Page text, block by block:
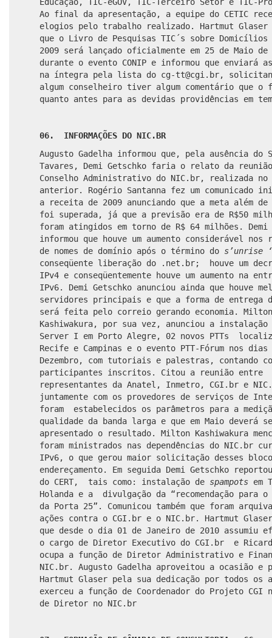
Ao final da apresentação, a equipe do CETIC
elogios pelo trabalho realizado. Hartmut Glaser
que o Livro de Pesquisas TIC´s sobre Domicílios
2009 será lançado oficialmente em 25 de Maio de
durante o evento CONIP e informou que enviará
na íntegra pela lista do cg-tt@cgi.br,
algum conselheiro tiver algum comentário que o
quanto antes para as devidas providências em
06. INFORMAÇÕES DO NIC.BR
Augusto Gadelha informou que, pela ausência do
Tavares, Demi Getschko faria o relato da
Conselho Administrativo do NIC.br,
realizada no
anterior. Rogério Santanna fez um comunicado
a receita de 2009 anunciando que a meta além de
foi superada, já que a previsão era de R$50
foram atingidos em torno de R$ 64 milhões. Demi
informou que houve um aumento considerável nos
de nomes de domínio após o término do s’unrise ‘
conseqüente liberação do .net.br; houve um
IPv4 e conseqüentemente houve um aumento na
IPv6. Demi Getschko anunciou ainda que houve
servidores principais e que a forma de entrega
será feita pelo correio gerando economia. Milton
Kashiwakura, por sua vez, anunciou a instalação
Server I
em Porto Alegre, 02 novos PTTs
Recife e Campinas e o evento PTT-Fórum nos
Dezembro, com tutoriais e palestras, contando
participantes inscritos. Citou a reunião entre
representantes da Anatel, Inmetro, CGI.br e
juntamente com os provedores de serviços de
foram estabelecidos os parâmetros para a
qualidade da banda larga e que em Maio deverá
apresentado o resultado. Milton Kashiwakura
foram ministrados nas dependências do NIC.br
IPv6, o que gerou maior solicitação desses
endereçamento. Em seguida Demi Getschko
do CERT, tais como: instalação de spampots em
Holanda e a divulgação da “recomendação para
da Porta 25”. Comunicou também que foram
ações contra o CGI.br e o NIC.br. Hartmut
que desde o dia 01 de Janeiro de 2010 assumiu
o cargo de Diretor Executivo do CGI.br e
ocupa a função de Diretor Administrativo e
NIC.br. Augusto Gadelha aproveitou a ocasião e
Hartmut Glaser pela sua dedicação por todos os
exerceu a função de Coordenador do Projeto CGI
de Diretor no NIC.br